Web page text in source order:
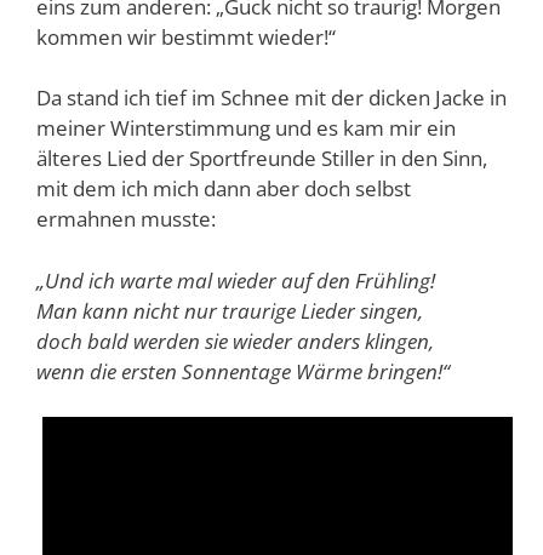
eins zum anderen: „Guck nicht so traurig! Morgen
kommen wir bestimmt wieder!“
Da stand ich tief im Schnee mit der dicken Jacke in
meiner Winterstimmung und es kam mir ein
älteres Lied der Sportfreunde Stiller in den Sinn,
mit dem ich mich dann aber doch selbst
ermahnen musste:
„Und ich warte mal wieder auf den Frühling!
Man kann nicht nur traurige Lieder singen,
doch bald werden sie wieder anders klingen,
wenn die ersten Sonnentage Wärme bringen!“